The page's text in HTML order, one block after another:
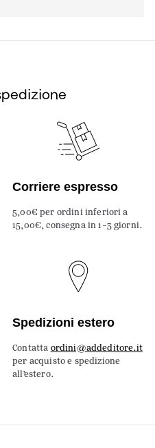
Corriere espresso
5,00€ per ordini inferiori a
15,00€, consegna in 1-3 giorni.
Spedizioni estero
Contatta ordini@addeditore.it
per acquisto e spedizione
all’estero.